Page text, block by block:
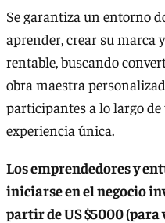
Se garantiza un entorno
aprender, crear su marca
rentable, buscando
obra maestra
participantes a lo largo de
experiencia única.
Los emprendedores y
iniciarse en el negocio
partir de US $5000 (para